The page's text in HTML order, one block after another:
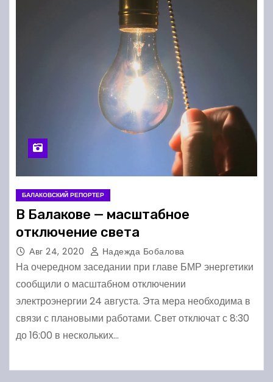
БАЛАКОВСКИЙ РЕПОРТЕР
В Балакове — масштабное
отключение света
Авг 24, 2020 Надежда Бобалова
На очередном заседании при главе БМР энергетики
сообщили о масштабном отключении
электроэнергии 24 августа. Эта мера необходима в
связи с плановыми работами. Свет отключат с 8:30
до 16:00 в нескольких…